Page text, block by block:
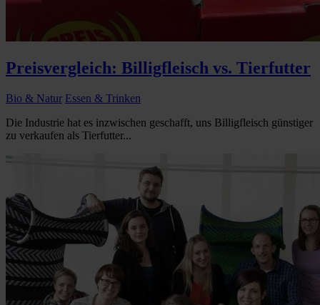
Preisvergleich: Billigfleisch vs. Tierfutter
Bio & Natur Essen & Trinken
Die Industrie hat es inzwischen geschafft, uns Billigfleisch günstiger
zu verkaufen als Tierfutter...